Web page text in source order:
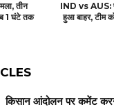
तीन
1 घंटे तक
IND vs AUS:
हुआ बाहर, टीम
किसान आंदोलन पर कमेंट